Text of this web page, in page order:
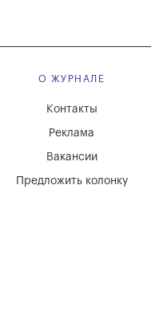
О ЖУРНАЛЕ
Вакансии
Реклама
Контакты
Предложить колонку